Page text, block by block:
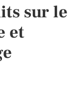
sur le
et